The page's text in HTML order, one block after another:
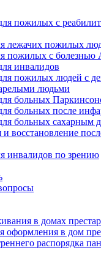
пожилых с
лежачих пожилых
пожилых с болезнью
инвалидов
пожилых людей с
людьми
больных
больных после
больных сахарным
и восстановление
инвалидов по зрению
в домах
оформления в дом
распорядка